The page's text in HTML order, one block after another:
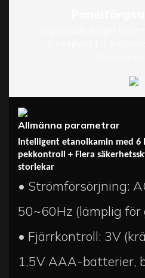
Allmänna parametrar
Intelligent etanolkamin med 6
pekkontroll + Flera
storlekar
• Strömförsörjning:
50~60Hz (lämplig för
• Fjärrkontroll: 3V
1,5V AAA-batterier,